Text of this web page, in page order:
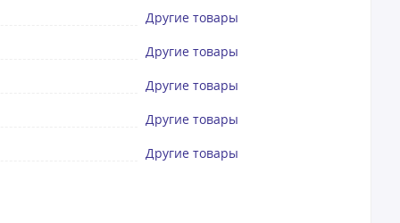
Другие товары
Другие товары
Другие товары
Другие товары
Другие товары